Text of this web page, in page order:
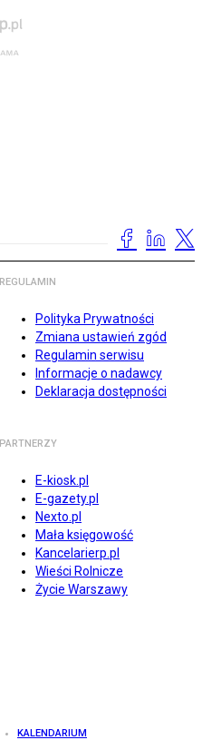
REGULAMIN
Polityka Prywatności
Zmiana ustawień zgód
Regulamin serwisu
Informacje o nadawcy
Deklaracja dostępności
PARTNERZY
E-kiosk.pl
E-gazety.pl
Nexto.pl
Mała księgowość
Kancelarierp.pl
Wieści Rolnicze
Życie Warszawy
KALENDARIUM